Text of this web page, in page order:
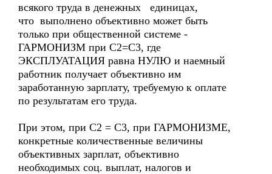
всякого труда в денежных единицах,
что выполнено объективно может быть
только при общественной системе -
ГАРМОНИЗМ при С2=С3, где
ЭКСПЛУАТАЦИЯ равна НУЛЮ и наемный
работник получает объективно им
заработанную зарплату, требуемую к оплате
по результатам его труда.
При этом, при С2 = С3, при ГАРМОНИЗМЕ,
конкретные количественные величины
объективных зарплат, объективно
необходимых соц. выплат, налогов и